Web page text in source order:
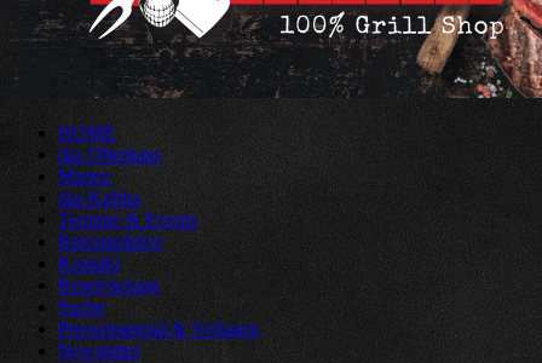
HOME
das Oberhaus
Mieten
das Kubba
Termine & Events
Retrospektive
Kontakt
Reservierung
Suche
Pressematerial & Vorlagen
Newsletter